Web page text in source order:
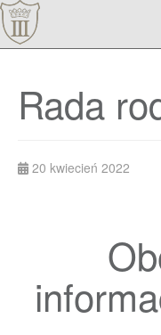
Rada
20 kwiecień 2022